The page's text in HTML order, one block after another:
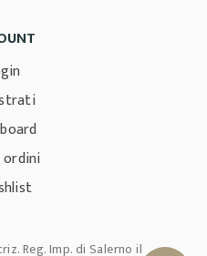
Reg. Imp. di Salerno il